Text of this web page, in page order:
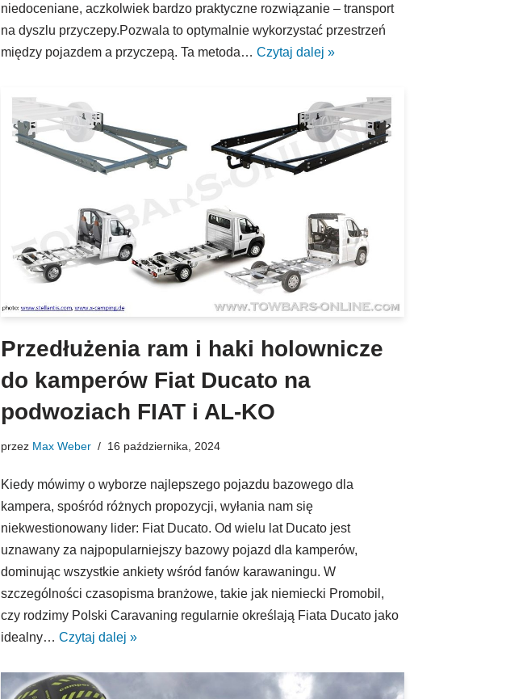
niedoceniane, aczkolwiek bardzo praktyczne rozwiązanie – transport
na dyszlu przyczepy.Pozwala to optymalnie wykorzystać przestrzeń
między pojazdem a przyczepą. Ta metoda… Czytaj dalej »
Przedłużenia ram i haki holownicze
do kamperów Fiat Ducato na
podwoziach FIAT i AL-KO
przez Max Weber 16 października, 2024
Kiedy mówimy o wyborze najlepszego pojazdu bazowego dla
kampera, spośród różnych propozycji, wyłania nam się
niekwestionowany lider: Fiat Ducato. Od wielu lat Ducato jest
uznawany za najpopularniejszy bazowy pojazd dla kamperów,
dominując wszystkie ankiety wśród fanów karawaningu. W
szczególności czasopisma branżowe, takie jak niemiecki Promobil,
czy rodzimy Polski Caravaning regularnie określają Fiata Ducato jako
idealny… Czytaj dalej »